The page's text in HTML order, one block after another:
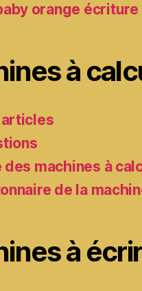
orange
à
des machines à
de la
à